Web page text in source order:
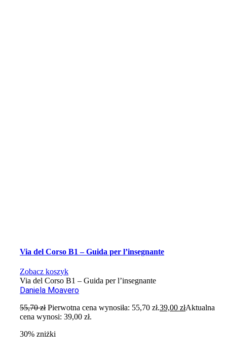
Via del Corso B1 – Guida per l’insegnante
Zobacz koszyk
Via del Corso B1 – Guida per l’insegnante
Daniela Moavero
55,70zł Pierwotna cena wynosiła: 55,70 zł.39,00złAktualna
cena wynosi: 39,00 zł.
30% zniżki